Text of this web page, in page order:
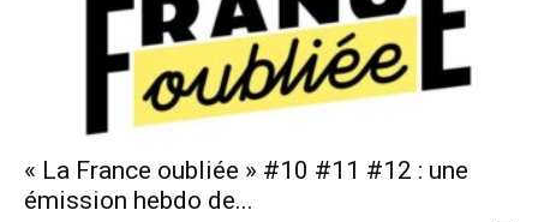
voix
« La France oubliée » #10 #11 #12 : une
émission hebdo de...